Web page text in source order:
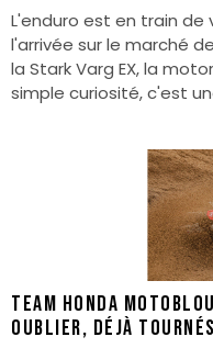
L'enduro est en train de
l'arrivée sur le marché
la Stark Varg EX, la
simple curiosité, c'est
Team Honda
oublier, déjà